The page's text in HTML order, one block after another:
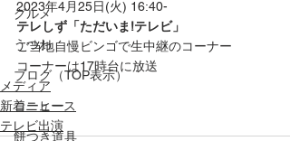
グルメ
うつわ
ブログ（TOP表示）
コーヒー
餅つき道具
2023年4月25日(火) 16:40-
テレしず「ただいま!テレビ」
ご当地自慢ビンゴで生中継のコーナー
コーナーは17時台に放送
メディア
新着ニュース
テレビ出演